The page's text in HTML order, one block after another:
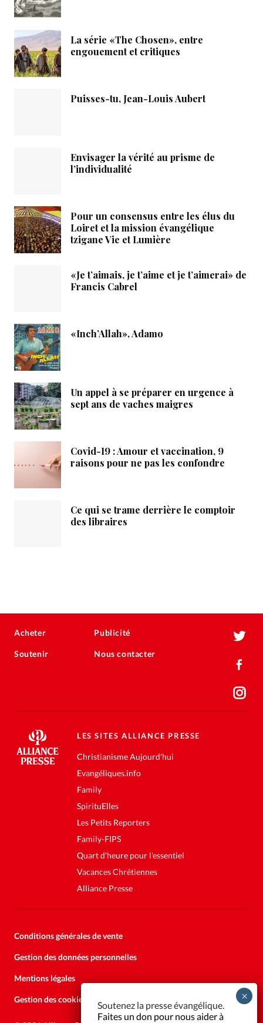
La série «The Chosen», entre
engouement et critiques
Puisses-tu, Jean-Louis Aubert
Envisager la vérité au prisme de
l’individualité
Pour un consensus entre les élus du
Loiret et la mission évangélique
tzigane Vie et Lumière
«Je t’aimais, je t’aime et je t’aimerai» de
Francis Cabrel
«Inch’Allah», Adamo
Un appel à se préparer en urgence à
sept ans de vaches maigres
Covid-19 : Amour et vaccination, 9
raisons pour ne pas les confondre
Ce qui se trame derrière le comptoir
des libraires
Acheter
Soutenir
Publicité
Nous contacter
LES SITES ALLIANCE PRESSE
Christianisme Aujourd'hui
Evangéliques.info
Family
SpirituElles
Les Petits Reporters
Family-FIPS
Quart d'heure pour l'essentiel
Vacances Chrétiennes
Alliance Presse
Conditions générales de vente
Gestion des données personnelles
Mentions légales
Gestion des cookies
Soutenez la presse évangélique.
Faites un don pour nous aider à